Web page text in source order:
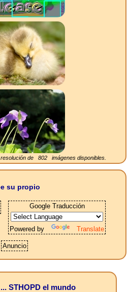
de 802imágenes disponibles.
su propio
Google Traducción
Powered by Translate
Anuncio
STHOPD el mundo